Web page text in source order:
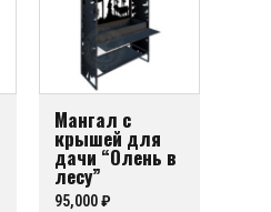
Мангал с
крышей для
дачи “Олень в
лесу”
95,000₽